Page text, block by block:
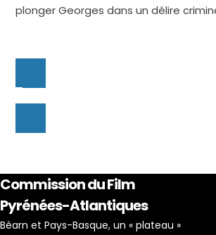
plonger Georges dans un délire
Commission du Film
Pyrénées-Atlantiques
Béarn et Pays-Basque, un « plateau »